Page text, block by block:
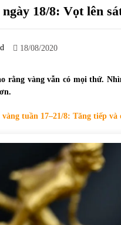
05/07/2022
28,7 tỷ đồng
Phân tích giá tiền điện tử sau ngày
trường lập kỷ lục vốn hóa
09/11/2021
18/8: Vọt lên
18/08/2020
rằng vàng vẫn có mọi thứ.
tuần 17–21/8: Tăng tiếp và